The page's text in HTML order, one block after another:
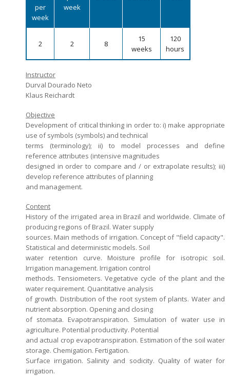
Admission decisions
per
week
week
2 2 8
15
weeks
120
hours
Instructor
Durval Dourado Neto
Klaus Reichardt
Objective
Development of critical thinking in order to: i) make appropriate
use of symbols (symbols) and technical
terms (terminology); ii) to model processes and define
reference attributes (intensive magnitudes
designed in order to compare and / or extrapolate results); iii)
develop reference attributes of planning
and management.
Content
History of the irrigated area in Brazil and worldwide. Climate of
producing regions of Brazil. Water supply
sources. Main methods of irrigation. Concept of "field capacity".
Statistical and deterministic models. Soil
water retention curve. Moisture profile for isotropic soil.
Irrigation management. Irrigation control
methods. Tensiometers. Vegetative cycle of the plant and the
water requirement. Quantitative analysis
of growth. Distribution of the root system of plants. Water and
nutrient absorption. Opening and closing
of stomata. Evapotranspiration. Simulation of water use in
agriculture. Potential productivity. Potential
and actual crop evapotranspiration. Estimation of the soil water
storage. Chemigation. Fertigation.
Surface irrigation. Salinity and sodicity. Quality of water for
irrigation.